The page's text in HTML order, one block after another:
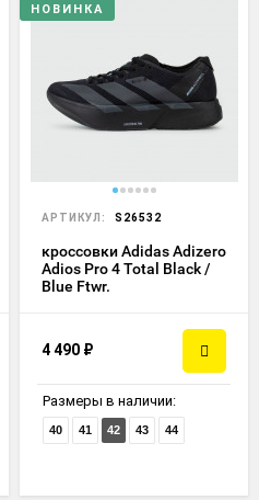
НОВИНКА
АРТИКУЛ: S26532
кроссовки Adidas Adizero
Adios Pro 4 Total Black /
Blue Ftwr.
4 490 ₽
Размеры в наличии:
40 41 42 43 44